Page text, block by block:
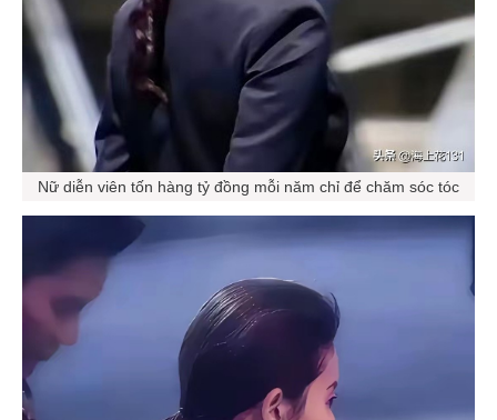
Nữ diễn viên tốn hàng tỷ đồng mỗi năm chỉ để chăm sóc tóc